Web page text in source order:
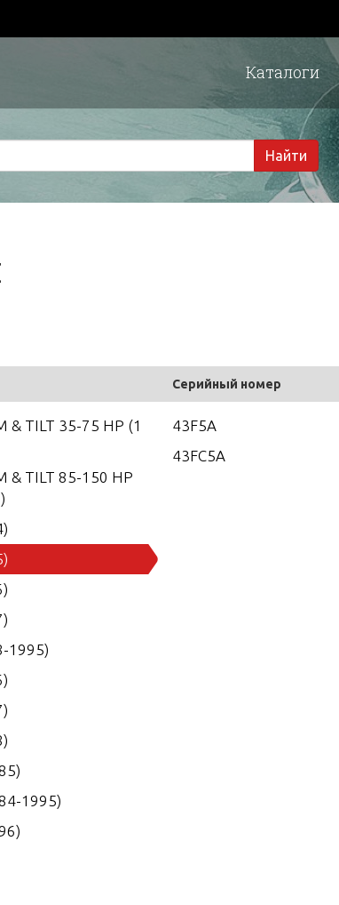
Каталоги
Найти
Серийный номер
& TILT 35-75 HP (1
& TILT 85-150 HP
1995)
1995)
43F5A
43FC5A